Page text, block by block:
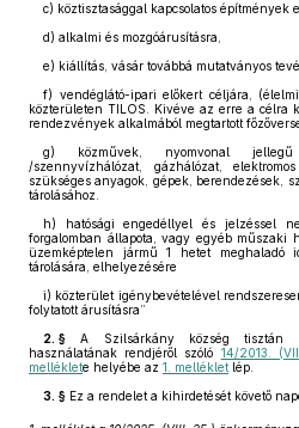
c) köztisztasággal kapcsolatos építmények
d) alkalmi és mozgóárusításra,
e) kiállítás, vásár továbbá mutatványos
f) vendéglátó-ipari előkert céljára,
közterületen TILOS. Kivéve az erre a célra
rendezvények alkalmából megtartott
g) közművek, nyomvonal jellegű
/szennyvízhálózat, gázhálózat,
szükséges anyagok, gépek, berendezések,
tárolásához.
h) hatósági engedéllyel és jelzéssel
forgalomban állapota, vagy egyéb műszaki
üzemképtelen jármű 1 hetet meghaladó
tárolására, elhelyezésére
i) közterület igénybevételével
folytatott árusításra”
2. § A Szilsárkány község tisztán
használatának rendjéről szóló 14/2013.
melléklete helyébe az 1. melléklet lép.
3. § Ez a rendelet a kihirdetését követő